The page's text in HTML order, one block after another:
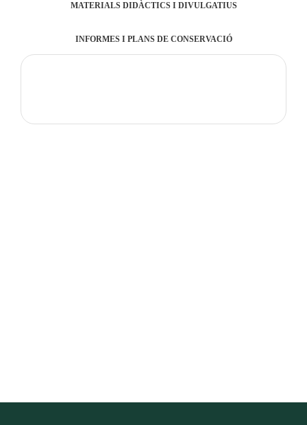
MATERIALS DIDÀCTICS I DIVULGATIUS
INFORMES I PLANS DE CONSERVACIÓ